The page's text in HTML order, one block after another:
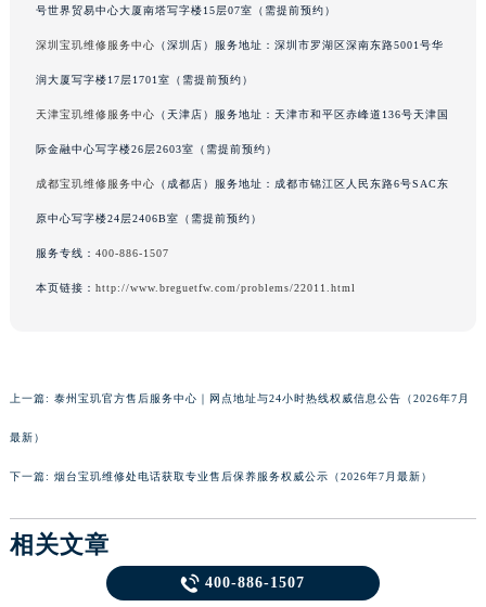
号世界贸易中心大厦南塔写字楼15层07室（需提前预约）
深圳宝玑维修服务中心 （深圳店）服务地址：深圳市罗湖区深南东路5001号华
润大厦写字楼17层1701室（需提前预约）
天津宝玑维修服务中心 （天津店）服务地址：天津市和平区赤峰道136号天津国
际金融中心写字楼26层2603室（需提前预约）
成都宝玑维修服务中心 （成都店）服务地址：成都市锦江区人民东路6号SAC东
原中心写字楼24层2406B室（需提前预约）
服务专线： 400-886-1507
本页链接： http://www.breguetfw.com/problems/22011.html
上一篇: 泰州宝玑官方售后服务中心｜网点地址与24小时热线权威信息公告（2026年7月
最新）
下一篇: 烟台宝玑维修处电话获取专业售后保养服务权威公示（2026年7月最新）
相关文章
【宝玑保养中心维修】2026年8月最新官方权威信息公示：售后保养服务公告及维修指南
 400-886-1507